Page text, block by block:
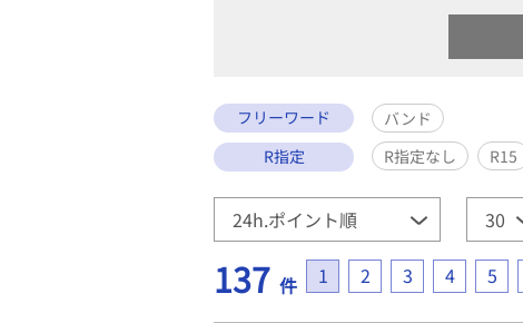
フリーワード
バンド
R指定
R指定なし R15
137 件 1 2 3 4 5